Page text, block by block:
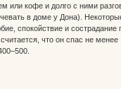
или кофе и долго с ними
в доме у Дона).
спокойствие и
что он спас не менее